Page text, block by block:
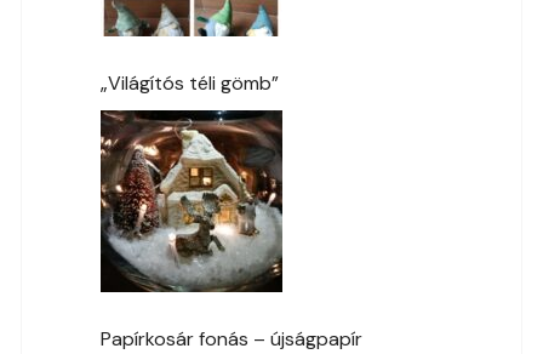
„Világítós téli gömb”
Papírkosár fonás – újságpapír